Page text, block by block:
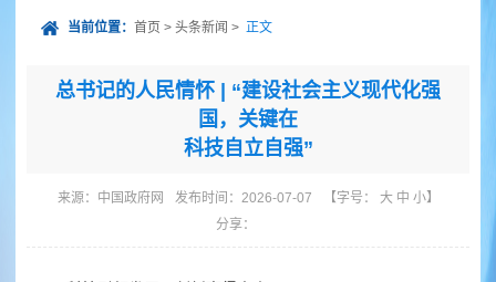
当前位置： 首页 > 头条新闻 > 正文
总书记的人民情怀 | “建设社会主义现代化强
国，关键在
科技自立自强”
来源： 中国政府网 发布时间：2026-07-07 【字号： 大 中 小】
分享：